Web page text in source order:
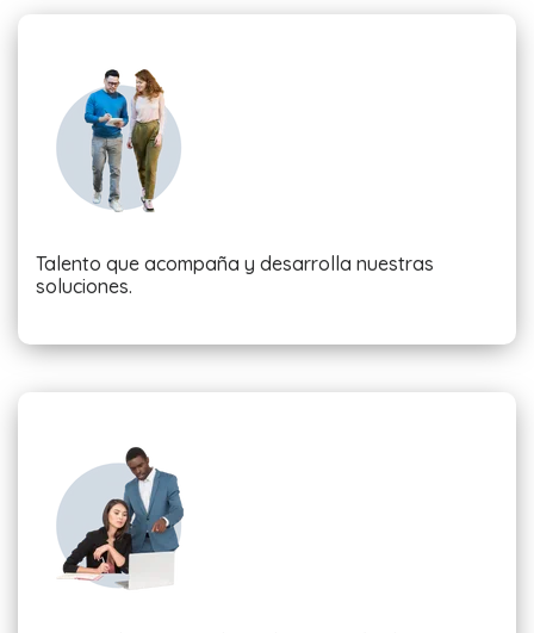
Talento que acompaña y desarrolla nuestras
soluciones.